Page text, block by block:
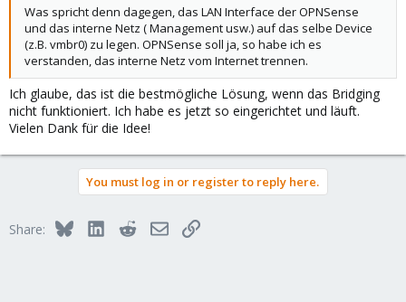
Was spricht denn dagegen, das LAN Interface der OPNSense
und das interne Netz ( Management usw.) auf das selbe Device
(z.B. vmbr0) zu legen. OPNSense soll ja, so habe ich es
verstanden, das interne Netz vom Internet trennen.
Ich glaube, das ist die bestmögliche Lösung, wenn das Bridging
nicht funktioniert. Ich habe es jetzt so eingerichtet und läuft.
Vielen Dank für die Idee!
You must log in or register to reply here.
Share: BlueskyLinkedInRedditEmailLink